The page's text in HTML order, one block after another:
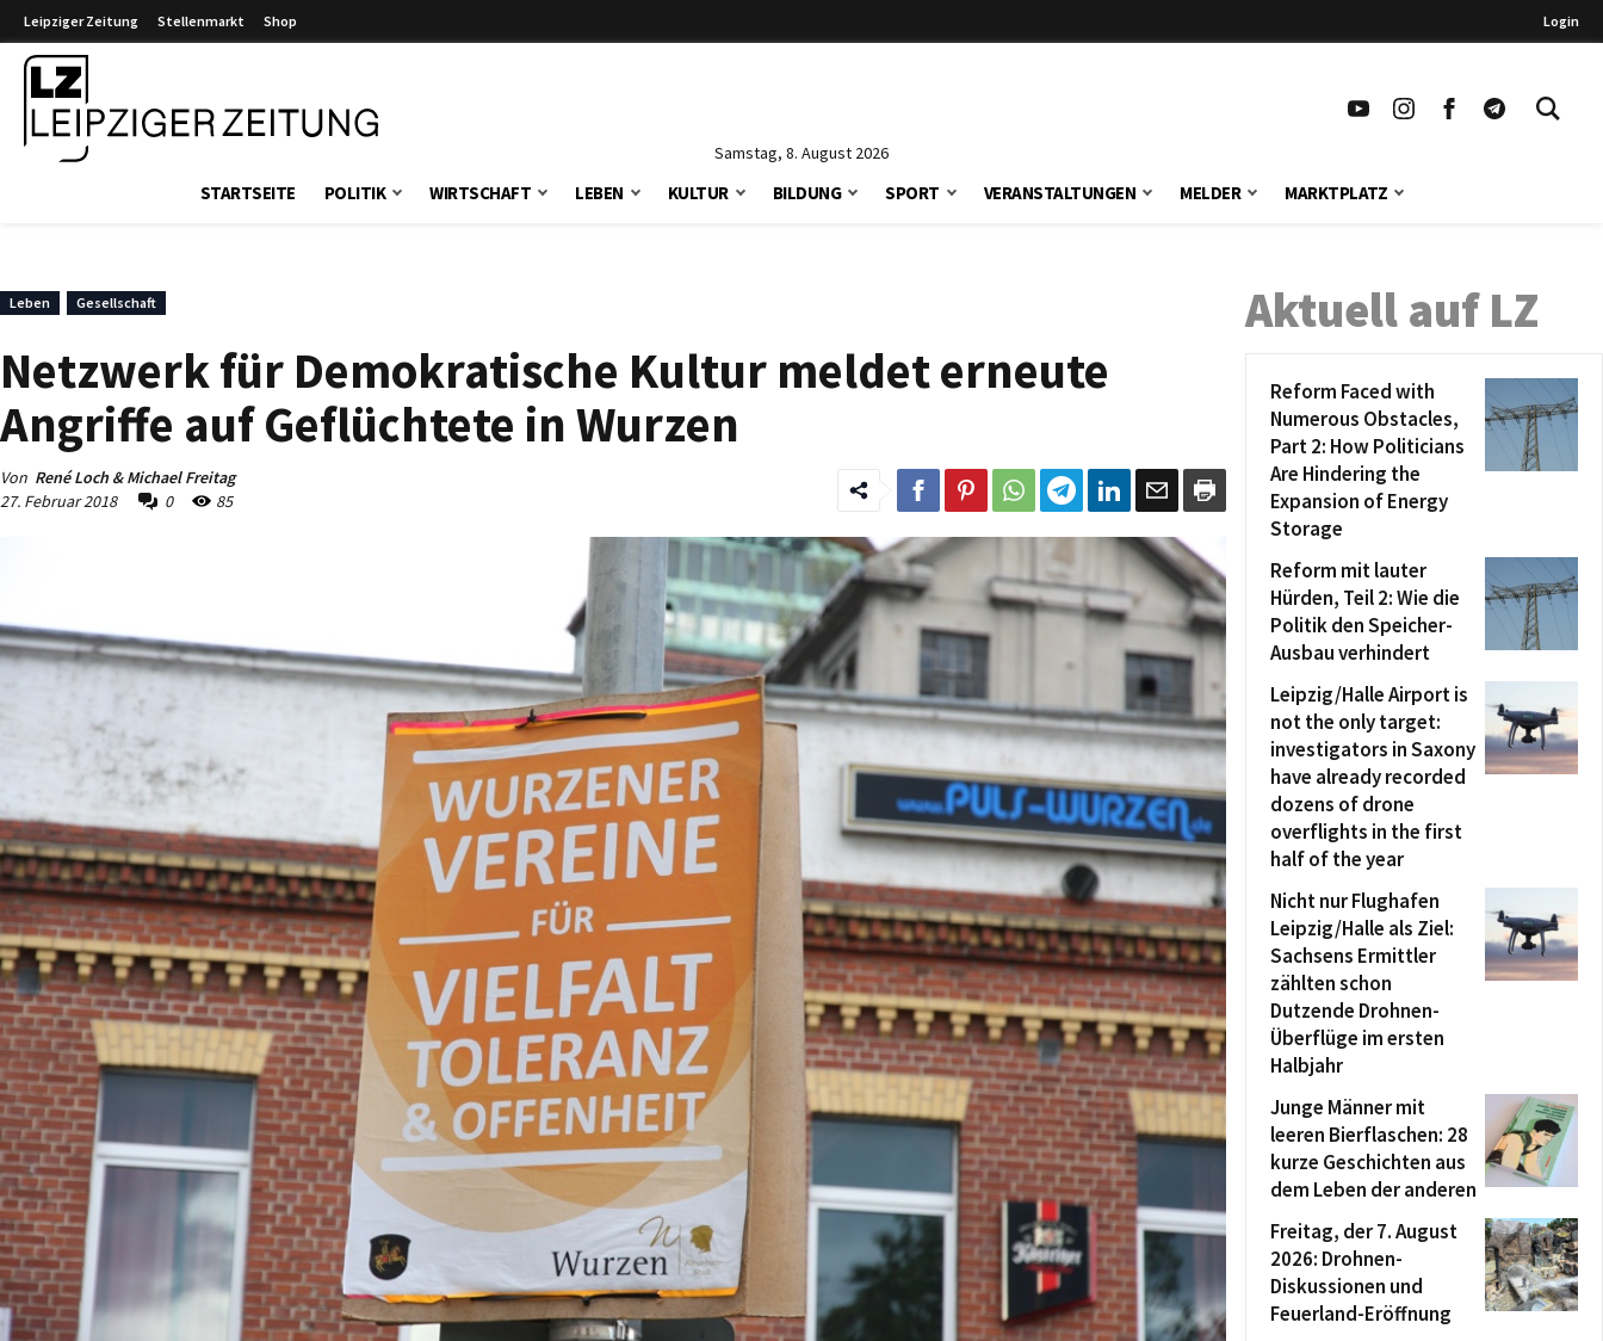
Leipziger Zeitung Stellenmarkt Shop Login
Samstag, 8. August 2026
STARTSEITE POLITIK WIRTSCHAFT LEBEN KULTUR BILDUNG SPORT VERANSTALTUNGEN MELDER MARKTPLATZ
Leben Gesellschaft
Netzwerk für Demokratische Kultur meldet erneute
Angriffe auf Geflüchtete in Wurzen
Von René Loch & Michael Freitag
27. Februar 2018
0 85
Aktuell auf LZ
Reform Faced with
Numerous Obstacles,
Part 2: How Politicians
Are Hindering the
Expansion of Energy
Storage
Reform mit lauter
Hürden, Teil 2: Wie die
Politik den Speicher-
Ausbau verhindert
Leipzig/Halle Airport is
not the only target:
investigators in Saxony
have already recorded
dozens of drone
overflights in the first
half of the year
Nicht nur Flughafen
Leipzig/Halle als Ziel:
Sachsens Ermittler
zählten schon
Dutzende Drohnen-
Überflüge im ersten
Halbjahr
Junge Männer mit
leeren Bierflaschen: 28
kurze Geschichten aus
dem Leben der anderen
Freitag, der 7. August
2026: Drohnen-
Diskussionen und
Feuerland-Eröffnung